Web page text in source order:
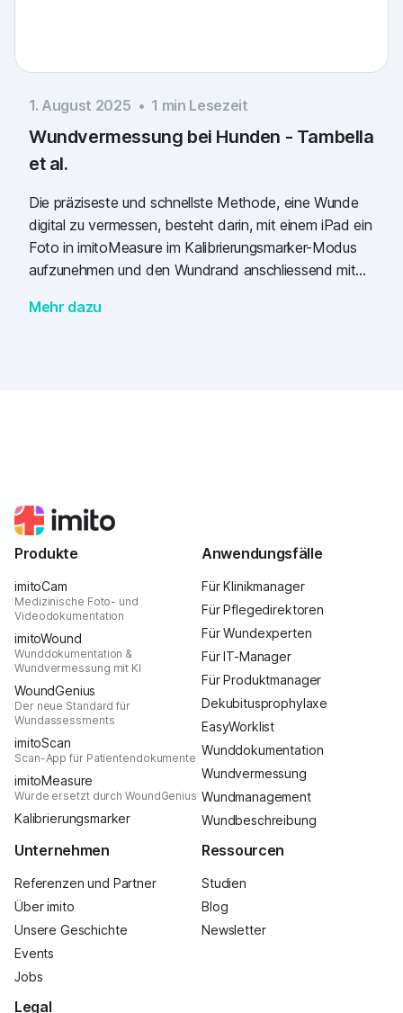
1. August 2025 • 1 min Lesezeit
Wundvermessung bei Hunden - Tambella
et al.
Die präziseste und schnellste Methode, eine Wunde
digital zu vermessen, besteht darin, mit einem iPad ein
Foto in imitoMeasure im Kalibrierungsmarker-Modus
aufzunehmen und den Wundrand anschliessend mit
kamen italienische Forscher, als sie verschiedene
Mehr dazu
Produkte
imitoCam
Medizinische Foto- und
Videodokumentation
imitoWound
Wunddokumentation &
Wundvermessung mit KI
WoundGenius
Der neue Standard für
Wundassessments
imitoScan
Scan-App für Patientendokumente
imitoMeasure
Wurde ersetzt durch WoundGenius
Kalibrierungsmarker
Anwendungsfälle
Für Klinikmanager
Für Pflegedirektoren
Für Wundexperten
Für IT-Manager
Für Produktmanager
Dekubitusprophylaxe
EasyWorklist
Wunddokumentation
Wundvermessung
Wundmanagement
Wundbeschreibung
Unternehmen
Referenzen und Partner
Über imito
Unsere Geschichte
Events
Jobs
Ressourcen
Studien
Blog
Newsletter
Legal